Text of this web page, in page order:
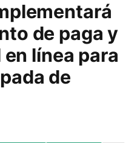
de paga y
línea para
de